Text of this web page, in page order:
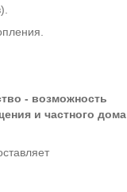
- возможность
и частного дома